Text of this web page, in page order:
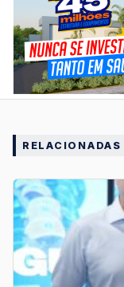
RELACIONADAS